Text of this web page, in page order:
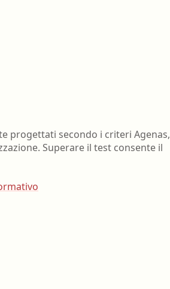
progettati secondo i criteri Agenas,
Superare il test consente il